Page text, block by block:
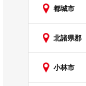
都城市
北諸県郡
小林市